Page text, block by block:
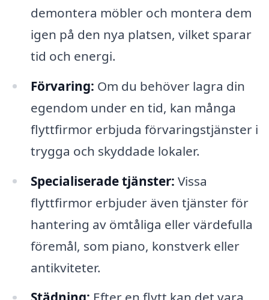
demontera möbler och montera dem
igen på den nya platsen, vilket sparar
tid och energi.
Förvaring: Om du behöver lagra din
egendom under en tid, kan många
flyttfirmor erbjuda förvaringstjänster i
trygga och skyddade lokaler.
Specialiserade tjänster: Vissa
flyttfirmor erbjuder även tjänster för
hantering av ömtåliga eller värdefulla
föremål, som piano, konstverk eller
antikviteter.